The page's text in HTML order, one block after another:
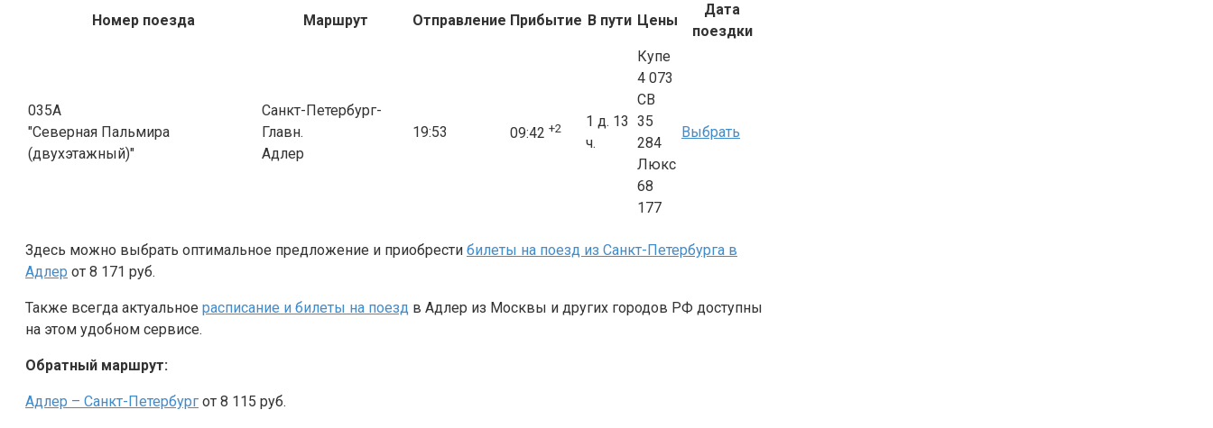
Номер поезда Маршрут Отправление Прибытие В пути Цены
Дата
поездки
035А
"Северная Пальмира
(двухэтажный)"
Санкт-Петербург-
Главн.
Адлер
19:53 09:42 +2
1 д. 13
ч.
Купе
4 073
СВ
35
284
Люкс
68
177
Выбрать
Здесь можно выбрать оптимальное предложение и приобрести билеты на поезд из Санкт-Петербурга в
Адлер от 8 171 руб.
Также всегда актуальное расписание и билеты на поезд в Адлер из Москвы и других городов РФ доступны
на этом удобном сервисе.
Обратный маршрут:
Адлер – Санкт-Петербург от 8 115 руб.